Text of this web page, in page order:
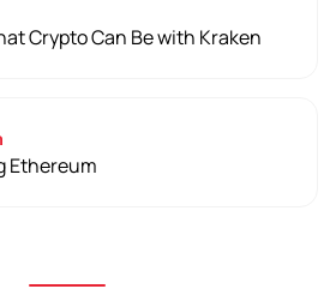
Crypto Can Be with Kraken
Ethereum